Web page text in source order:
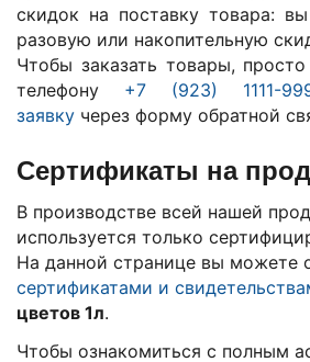
скидок на поставку товара:
разовую или накопительную
Чтобы заказать товары,
телефону
+7 (923) 1111-
заявку через форму обратной
Сертификаты на
В производстве всей нашей
используется только
На данной странице вы можете
сертификатами и
цветов 1л.
Чтобы ознакомиться с полным